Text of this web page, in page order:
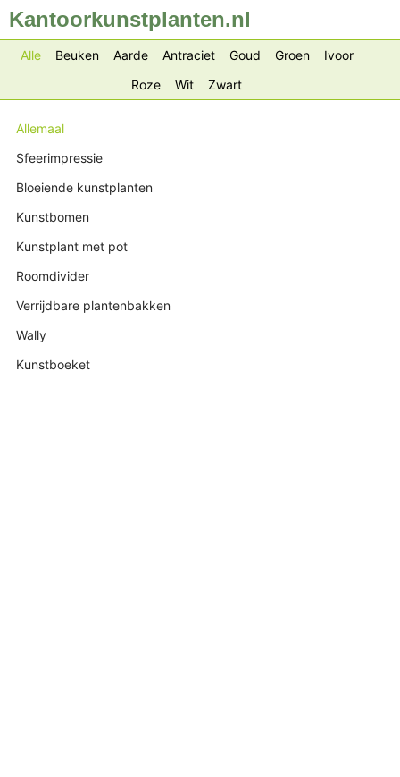
Kantoorkunstplanten.nl
Beuken Aarde Antraciet Goud Groen
Ivoor
Roze
Wit Zwart
Alle
Sfeerimpressie
Bloeiende kunstplanten
Kunstbomen
Kunstplant met pot
Roomdivider
Verrijdbare plantenbakken
Wally
Kunstboeket
Allemaal